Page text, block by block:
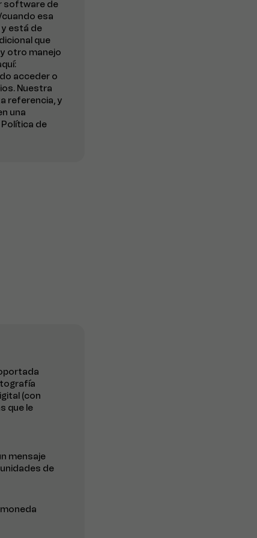
software de
esa
está de
que
otro manejo
acceder o
Nuestra
referencia, y
una
de
(con
que le
mensaje
de